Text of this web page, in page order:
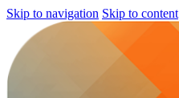
Skip to navigation Skip to content